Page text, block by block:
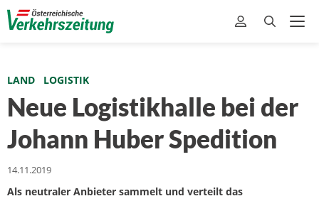
LAND LOGISTIK
Neue Logistikhalle bei der
Johann Huber Spedition
14.11.2019
Als neutraler Anbieter sammelt und verteilt das